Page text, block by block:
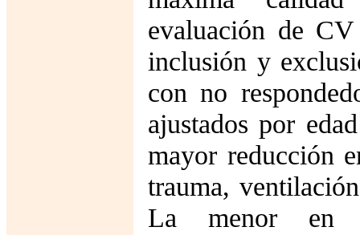
evaluación de
inclusión y
con no
ajustados por
mayor reducción
trauma,
La menor en